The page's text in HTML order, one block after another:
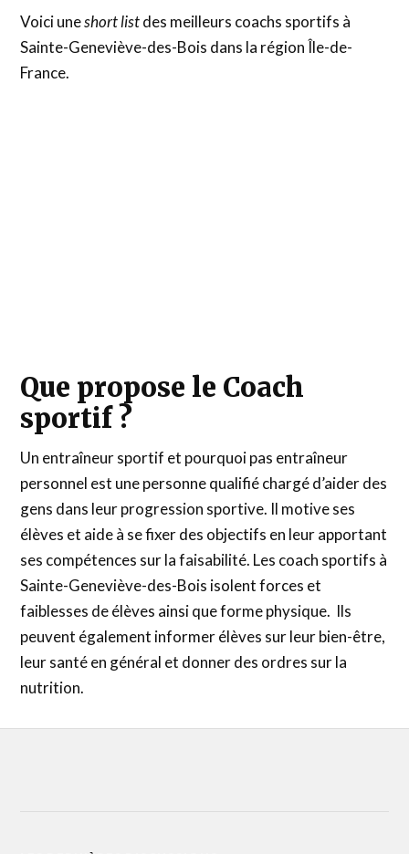
Voici uneshort listdes meilleurs coachs sportifs à
Sainte-Geneviève-des-Bois dans la région Île-de-
France.
Que propose le Coach
sportif ?
Un entraîneur sportif et pourquoi pas entraîneur
personnel est une personne qualifié chargé d’aider des
gens dans leur progression sportive. Il motive ses
élèves et aide à se fixer des objectifs en leur apportant
ses compétences sur la faisabilité. Les coach sportifs à
Sainte-Geneviève-des-Bois isolent forces et
faiblesses de élèves ainsi que forme physique. Ils
peuvent également informer élèves sur leur bien-être,
leur santé en général et donner des ordres sur la
nutrition.